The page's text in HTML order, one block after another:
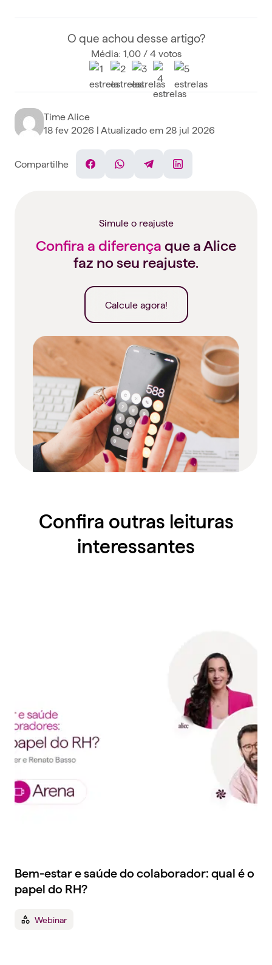
O que achou desse artigo?
Média: 1,00 / 4 votos
Time Alice
18 fev 2026 | Atualizado em 28 jul 2026
Compartilhe
FacebookWhatsAppTelegramLinkedin
Simule o reajuste
Confira a diferença que a Alice
faz no seu reajuste.
Calcule agora!
Confira outras leituras
interessantes
Bem-estar e saúde do colaborador: qual é o
papel do RH?
Webinar